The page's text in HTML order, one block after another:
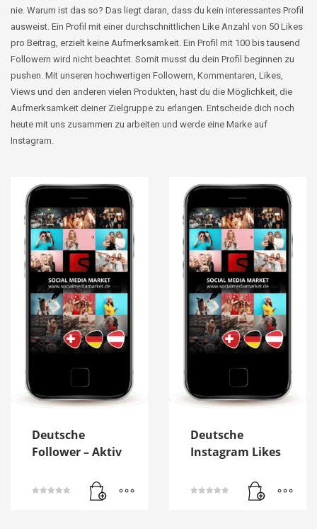
nie. Warum ist das so? Das liegt daran, dass du kein interessantes Profil
ausweist. Ein Profil mit einer durchschnittlichen Like Anzahl von 50 Likes
pro Beitrag, erzielt keine Aufmerksamkeit. Ein Profil mit 100 bis tausend
Followern wird nicht beachtet. Somit musst du dein Profil beginnen zu
pushen. Mit unseren hochwertigen Followern, Kommentaren, Likes,
Views und den anderen vielen Produkten, hast du die Möglichkeit, die
Aufmerksamkeit deiner Zielgruppe zu erlangen. Entscheide dich noch
heute mit uns zusammen zu arbeiten und werde eine Marke auf
Instagram.
Deutsche
Follower – Aktiv
Deutsche
Instagram Likes